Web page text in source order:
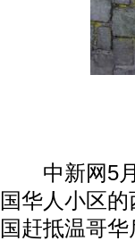
中新网5月
国华人小区
国赶抵温哥